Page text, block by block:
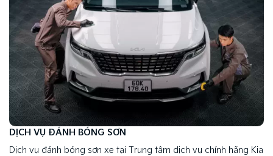
DỊCH VỤ ĐÁNH BÓNG SƠN
Dịch vụ đánh bóng sơn xe tại Trung tâm dịch vụ chính hãng Kia